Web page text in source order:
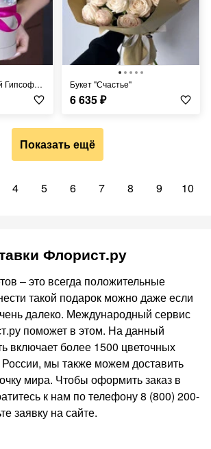
Букет "Счастье"
6 635₽
Показать ещё
4 5 6 7 8 9 10
Флорист.ру
– это всегда положительные
такой подарок можно даже если
далеко. Международный сервис
поможет в этом. На данный
включает более 1500 цветочных
мы также можем доставить
мира. Чтобы оформить заказ в
к нам по телефону 8 (800) 200-
заявку на сайте.